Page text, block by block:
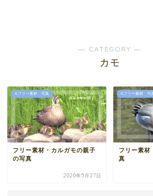
― CATEGORY ―
カモ
4.フリー素材 写真
フリー素材・カルガモの親子
の写真
2020年5月27日
4.フリー素材 写
フリー素材
真